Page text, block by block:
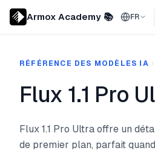
Armox Academy 📚 FR
RÉFÉRENCE DES MODÈLES IA
Flux 1.1 Pro
Flux 1.1 Pro Ultra offre un
de premier plan, parfait